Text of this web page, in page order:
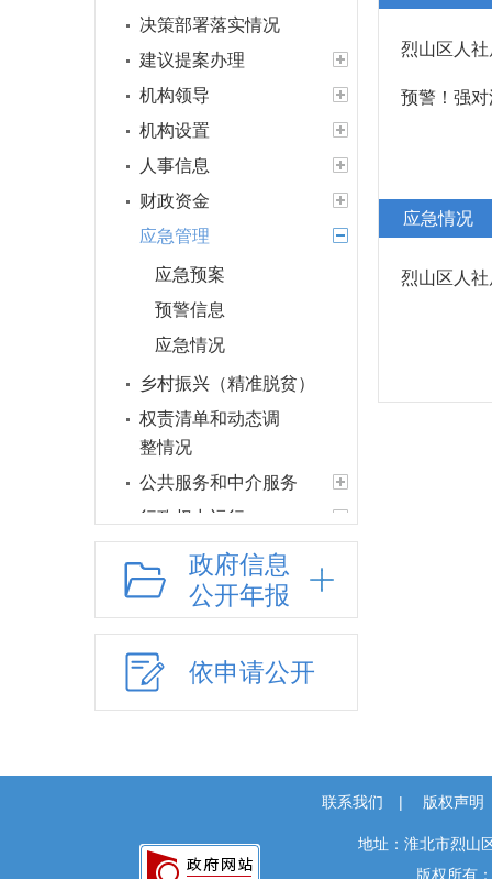
决策部署落实情况
建议提案办理
机构领导
机构设置
人事信息
财政资金
应急管理
应急预案
预警信息
应急情况
乡村振兴（精准脱贫）
权责清单和动态调
整情况
公共服务和中介服务
行政权力运行
“双随机一公开”
网上政务服务
招标采购
新闻发布
上级政策解读
社会保险
政府信息
公开年报
依申请公开
烈山区人
预警！强
应急情况
烈山区人
联系我们 | 版权声明
地址：淮北市烈山
版权所有